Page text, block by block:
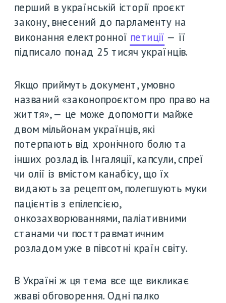
перший в українській історії проєкт
закону, внесений до парламенту на
виконання електронної петиції — її
підписало понад 25 тисяч українців.
Якщо приймуть документ, умовно
названий «законопроєктом про право на
життя», — це може допомогти майже
двом мільйонам українців, які
потерпають від хронічного болю та
інших розладів. Інгаляції, капсули, спреї
чи олії із вмістом канабісу, що їх
видають за рецептом, полегшують муки
пацієнтів з епілепсією,
онкозахворюваннями, паліативними
станами чи посттравматичним
розладом уже в півсотні країн світу.
В Україні ж ця тема все ще викликає
жваві обговорення. Одні палко